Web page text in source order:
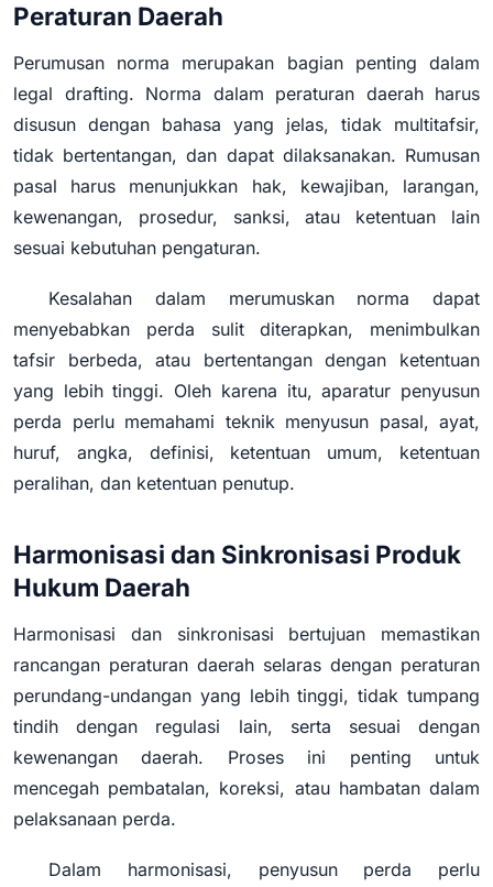
Peraturan Daerah
Perumusan norma merupakan bagian penting dalam
legal drafting. Norma dalam peraturan daerah harus
disusun dengan bahasa yang jelas, tidak multitafsir,
tidak bertentangan, dan dapat dilaksanakan. Rumusan
pasal harus menunjukkan hak, kewajiban, larangan,
kewenangan, prosedur, sanksi, atau ketentuan lain
sesuai kebutuhan pengaturan.
Kesalahan dalam merumuskan norma dapat
menyebabkan perda sulit diterapkan, menimbulkan
tafsir berbeda, atau bertentangan dengan ketentuan
yang lebih tinggi. Oleh karena itu, aparatur penyusun
perda perlu memahami teknik menyusun pasal, ayat,
huruf, angka, definisi, ketentuan umum, ketentuan
peralihan, dan ketentuan penutup.
Harmonisasi dan Sinkronisasi Produk
Hukum Daerah
Harmonisasi dan sinkronisasi bertujuan memastikan
rancangan peraturan daerah selaras dengan peraturan
perundang-undangan yang lebih tinggi, tidak tumpang
tindih dengan regulasi lain, serta sesuai dengan
kewenangan daerah. Proses ini penting untuk
mencegah pembatalan, koreksi, atau hambatan dalam
pelaksanaan perda.
Dalam harmonisasi, penyusun perda perlu